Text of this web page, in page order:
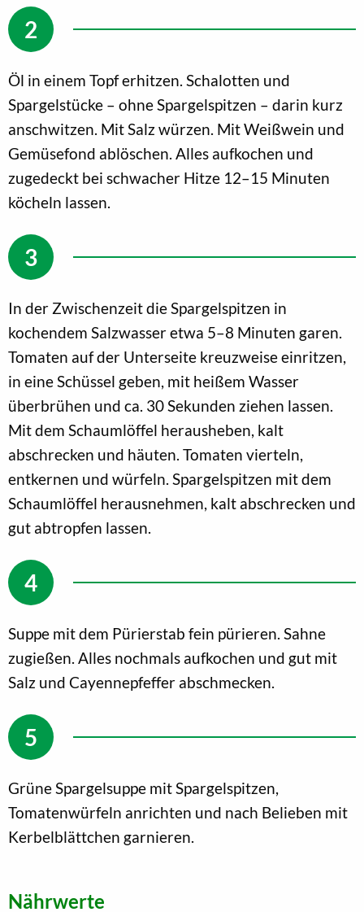
Öl in einem Topf erhitzen. Schalotten und
Spargelstücke – ohne Spargelspitzen – darin kurz
anschwitzen. Mit Salz würzen. Mit Weißwein und
Gemüsefond ablöschen. Alles aufkochen und
zugedeckt bei schwacher Hitze 12–15 Minuten
köcheln lassen.
In der Zwischenzeit die Spargelspitzen in
kochendem Salzwasser etwa 5–8 Minuten garen.
Tomaten auf der Unterseite kreuzweise einritzen,
in eine Schüssel geben, mit heißem Wasser
überbrühen und ca. 30 Sekunden ziehen lassen.
Mit dem Schaumlöffel herausheben, kalt
abschrecken und häuten. Tomaten vierteln,
entkernen und würfeln. Spargelspitzen mit dem
Schaumlöffel herausnehmen, kalt abschrecken und
gut abtropfen lassen.
Suppe mit dem Pürierstab fein pürieren. Sahne
zugießen. Alles nochmals aufkochen und gut mit
Salz und Cayennepfeffer abschmecken.
Grüne Spargelsuppe mit Spargelspitzen,
Tomatenwürfeln anrichten und nach Belieben mit
Kerbelblättchen garnieren.
Nährwerte